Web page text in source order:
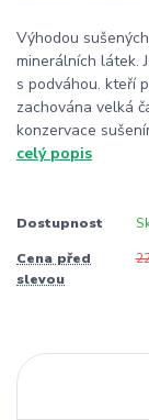
Výhodou
minerálních látek.
s podváhou. kteří
zachována velká
konzervace
celý popis
Dostupnost
Cena před
slevou